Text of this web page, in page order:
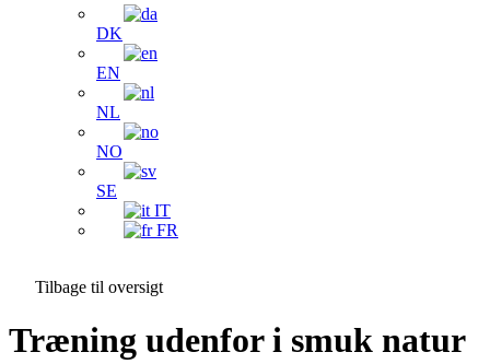
DK
EN
NL
NO
SE
IT
FR
Tilbage til oversigt
Træning udenfor i smuk natur